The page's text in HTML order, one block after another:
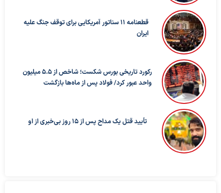
قطعنامه ۱۱ سناتور آمریکایی برای توقف جنگ علیه
ایران
رکورد تاریخی بورس شکست؛ شاخص از ۵.۵ میلیون
واحد عبور کرد/ فولاد پس از ماه‌ها بازگشت
تأیید قتل یک مداح پس از ۱۵ روز بی‌خبری از او